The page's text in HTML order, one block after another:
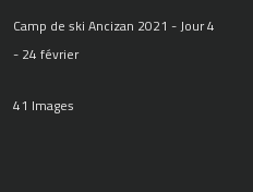
Camp de ski Ancizan 2021 - Jour 4
- 24 février
41 Images